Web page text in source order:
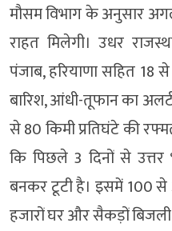
मौसम विभाग के अनुसार
राहत मिलेगी। उधर
पंजाब, हरियाणा सहित 18
बारिश, आंधी-तूफान का
से 80 किमी प्रतिघंटे की
कि पिछले 3 दिनों से
बनकर टूटी है। इसमें 100 से
हजारों घर और सैकड़ों